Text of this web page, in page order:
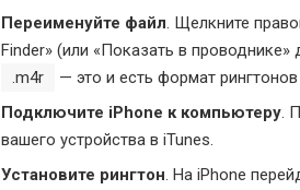
Переименуйте файл. Щелкните
Finder» (или «Показать в
.m4r
— это и есть формат
Подключите iPhone к компьютеру.
вашего устройства в iTunes.
Установите рингтон . На iPhone